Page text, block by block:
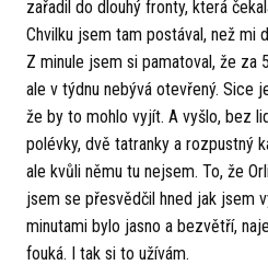
zařadil do dlouhý fronty, která
Chvilku jsem tam postával, než mi
Z minule jsem si pamatoval, že za
ale v týdnu nebývá otevřený. Sice
že by to mohlo vyjít. A vyšlo, bez
polévky, dvě tatranky a rozpustný
ale kvůli němu tu nejsem. To, že
jsem se přesvědčil hned jak jsem
minutami bylo jasno a bezvětří,
fouká. I tak si to užívám.